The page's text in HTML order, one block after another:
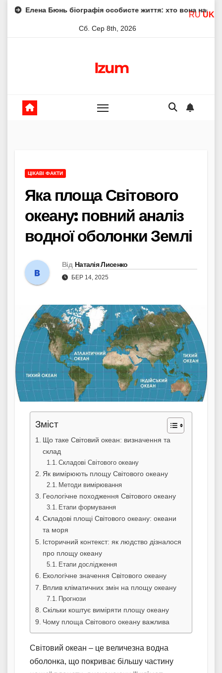
Skip біографія особисте життя: хто вона насправді
Сб. Сер 8th, 2026
Izum
ЦІКАВІ ФАКТИ
Яка площа Світового
океану: повний аналіз
водної оболонки Землі
Від Наталія Лисенко
БЕР 14, 2025
Зміст
Що таке Світовий океан: визначення та
склад
Складові Світового океану
Як вимірюють площу Світового океану
Методи вимірювання
Геологічне походження Світового океану
Етапи формування
Складові площі Світового океану: океани
та моря
Історичний контекст: як людство дізналося
про площу океану
Етапи дослідження
Екологічне значення Світового океану
Вплив кліматичних змін на площу океану
Прогнози
Скільки коштує виміряти площу океану
Чому площа Світового океану важлива
Світовий океан – це величезна водна
оболонка, що покриває більшу частину
RU UK